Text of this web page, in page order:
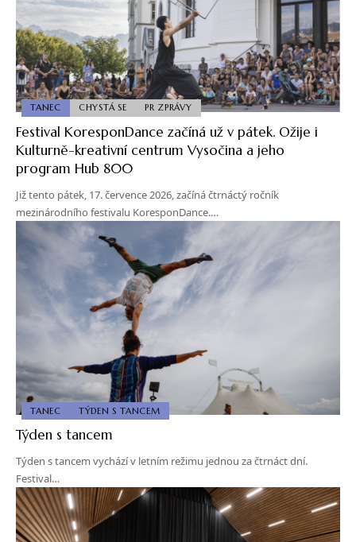
TANEC CHYSTÁ SE PR ZPRÁVY
Festival KoresponDance začíná už v pátek. Ožije i
Kulturně-kreativní centrum Vysočina a jeho
program Hub 800
Již tento pátek, 17. července 2026, začíná čtrnáctý ročník
mezinárodního festivalu KoresponDance.…
TANEC TÝDEN S TANCEM
Týden s tancem
Týden s tancem vychází v letním režimu jednou za čtrnáct dní.
Festival…